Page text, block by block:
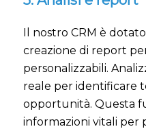
Il nostro CRM è
creazione di report
personalizzabili.
reale per identificare
opportunità. Questa
informazioni vitali per